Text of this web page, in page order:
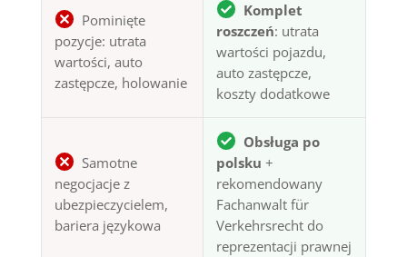
Pominięte
pozycje: utrata
wartości, auto
zastępcze, holowanie
Komplet
roszczeń: utrata
wartości pojazdu,
auto zastępcze,
koszty dodatkowe
Samotne
negocjacje z
ubezpieczycielem,
bariera językowa
Obsługa po
polsku +
rekomendowany
Fachanwalt für
Verkehrsrecht do
reprezentacji prawnej